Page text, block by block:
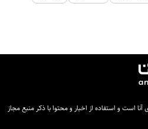
است و استفاده از اخبار و محتوا با ذکر منبع مجاز